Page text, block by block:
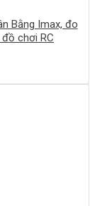
Bằng Imax, đo
chơi RC